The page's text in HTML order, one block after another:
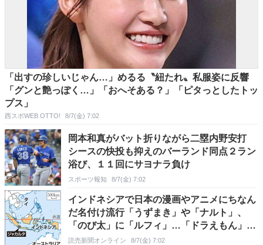
「出すの珍しいじゃん…」めるる〝紐たれ〟私服姿に反響
「グンと艶っぽく…」「おへそある？」「ピタっとしたトッ
プス」
西スポWEB OTTO! 8/7(金) 7:02
岡本和真がバット折りながら二塁内野安打
シースの快投も抑えのバーランド同点２ラン
浴び、１１回にサヨナラ負け
スポーツ報知 8/7(金) 7:02
インドネシアで日本の漫画やアニメにちなん
だ名付け流行「うずまき」や「ナルト」、
「のび太」に「ルフィ」…「ドラえもん」
「スネ夫」も
読売新聞オンライン 8/7(金) 7:02